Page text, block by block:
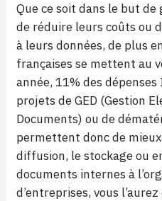
Que ce soit dans le but
de réduire leurs coûts ou
à leurs données, de plus
françaises se mettent au
année, 11% des
projets de GED (Gestion
Documents) ou de
permettent donc de
diffusion, le stockage ou
documents internes à
d’entreprises, vous